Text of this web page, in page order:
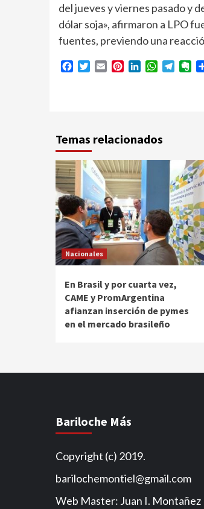
del jueves y viernes pasado y
dólar soja», afirmaron a LPO
fuentes, previendo una
Facebook
Twitter
Email PinterestLinkedInWhatsApp
Temas relacionados
Nacionales
En Brasil y por cuarta vez,
CAME y PromArgentina
afianzan inserción de pymes
en el mercado brasileño
Bariloche Más
Copyright (c) 2019.
barilochemontiel@gmail.com
Web Master: Juan I. Montañez